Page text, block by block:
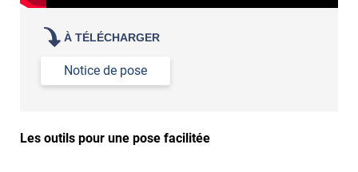
À TÉLÉCHARGER
Notice de pose
Les outils pour une pose facilitée